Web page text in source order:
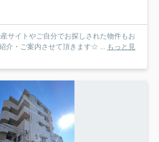
サイトやご自分でお探しされた物件もお
介・ご案内させて頂きます☆ ...
もっと見